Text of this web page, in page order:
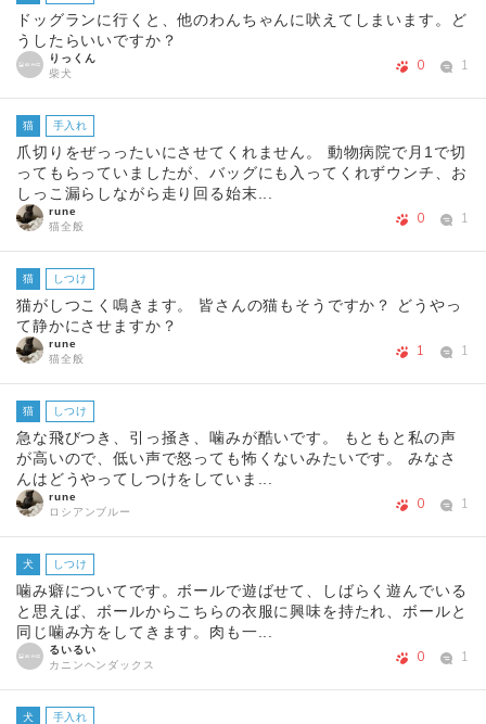
ドッグランに行くと、他のわんちゃんに吠えてしまいます。ど
うしたらいいですか？
りっくん
柴犬
0 1
猫 手入れ
爪切りをぜっったいにさせてくれません。 動物病院で月1で切
ってもらっていましたが、バッグにも入ってくれずウンチ、お
しっこ漏らしながら走り回る始末...
rune
猫全般
0 1
猫 しつけ
猫がしつこく鳴きます。 皆さんの猫もそうですか？ どうやっ
て静かにさせますか？
rune
猫全般
1 1
猫 しつけ
急な飛びつき、引っ掻き、噛みが酷いです。 もともと私の声
が高いので、低い声で怒っても怖くないみたいです。 みなさ
んはどうやってしつけをしていま...
rune
ロシアンブルー
0 1
犬 しつけ
噛み癖についてです。ボールで遊ばせて、しばらく遊んでいる
と思えば、ボールからこちらの衣服に興味を持たれ、ボールと
同じ噛み方をしてきます。肉も一...
るいるい
カニンヘンダックス
0 1
犬 手入れ